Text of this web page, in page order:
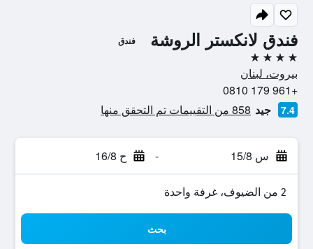
فندق لانكستر الروشة فندق
4 نجوم
بيروت، لبنان
+961 179 0810
7.4 جيد 858 من التقييمات تم التحقق منها
س 15/8 - ح 16/8
2 من الضيوف، غرفة واحدة
بحث